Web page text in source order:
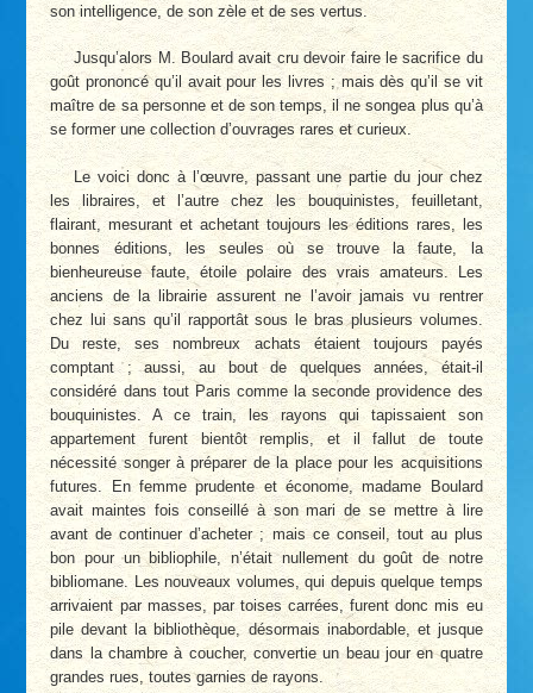
son intelligence, de son zèle et de ses vertus.
Jusqu’alors M. Boulard avait cru devoir faire le sacrifice du
goût prononcé qu’il avait pour les livres ; mais dès qu’il se vit
maître de sa personne et de son temps, il ne songea plus qu’à
se former une collection d’ouvrages rares et curieux.
Le voici donc à l’œuvre, passant une partie du jour chez
les libraires, et l’autre chez les bouquinistes, feuilletant,
flairant, mesurant et achetant toujours les éditions rares, les
bonnes éditions, les seules où se trouve la faute, la
bienheureuse faute, étoile polaire des vrais amateurs. Les
anciens de la librairie assurent ne l’avoir jamais vu rentrer
chez lui sans qu’il rapportât sous le bras plusieurs volumes.
Du reste, ses nombreux achats étaient toujours payés
comptant ; aussi, au bout de quelques années, était-il
considéré dans tout Paris comme la seconde providence des
bouquinistes. A ce train, les rayons qui tapissaient son
appartement furent bientôt remplis, et il fallut de toute
nécessité songer à préparer de la place pour les acquisitions
futures. En femme prudente et économe, madame Boulard
avait maintes fois conseillé à son mari de se mettre à lire
avant de continuer d’acheter ; mais ce conseil, tout au plus
bon pour un bibliophile, n’était nullement du goût de notre
bibliomane. Les nouveaux volumes, qui depuis quelque temps
arrivaient par masses, par toises carrées, furent donc mis eu
pile devant la bibliothèque, désormais inabordable, et jusque
dans la chambre à coucher, convertie un beau jour en quatre
grandes rues, toutes garnies de rayons.